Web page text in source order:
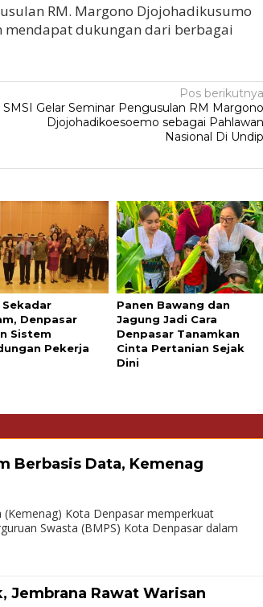
RM. Margono Djojohadikusumo
mendapat dukungan dari berbagai
Pos berikutnya
SMSI Gelar Seminar Pengusulan RM Margono
Djojohadikoesoemo sebagai Pahlawan
Nasional Di Undip
Sekadar
Denpasar
Sistem
Pekerja
Panen Bawang dan
Jagung Jadi Cara
Denpasar Tanamkan
Cinta Pertanian Sejak
Dini
Berbasis Data, Kemenag
(Kemenag) Kota Denpasar memperkuat
Swasta (BMPS) Kota Denpasar dalam
Jembrana Rawat Warisan